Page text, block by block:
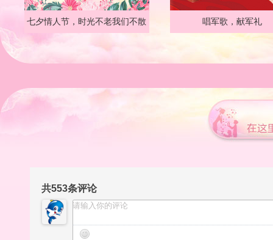
七夕情人节，时光不老我们不散 唱军歌，献军礼
共553条评论